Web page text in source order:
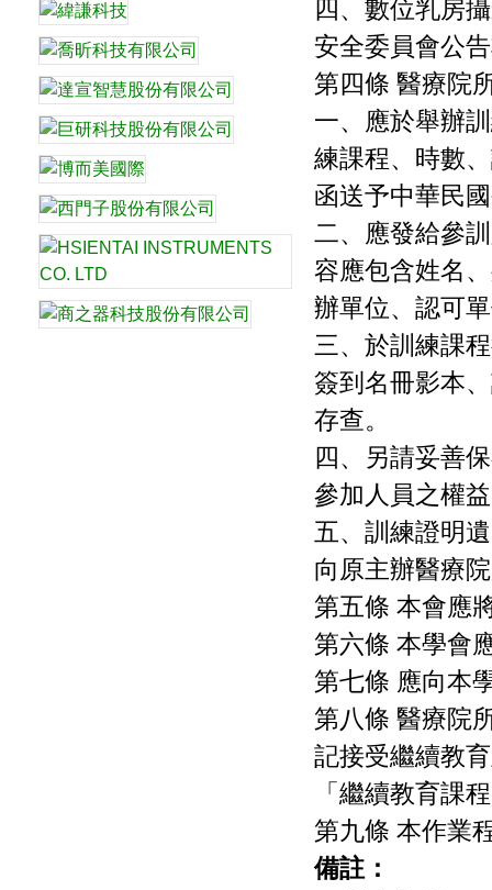
四、數位乳房
安全委員會公
第四條 醫療院
一、應於舉辦
練課程、時數
函送予中華民
二、應發給參
容應包含姓名
辦單位、認可
三、於訓練課
簽到名冊影本
存查。
四、另請妥善
參加人員之權
五、訓練證明
向原主辦醫療
第五條 本會應
第六條 本學會
第七條 應向本
第八條 醫療院
記接受繼續教
「繼續教育課
第九條 本作業
備註：